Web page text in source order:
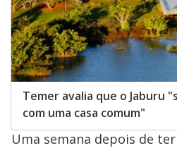
Temer avalia que o Jaburu
com uma casa comum"
Uma semana depois de